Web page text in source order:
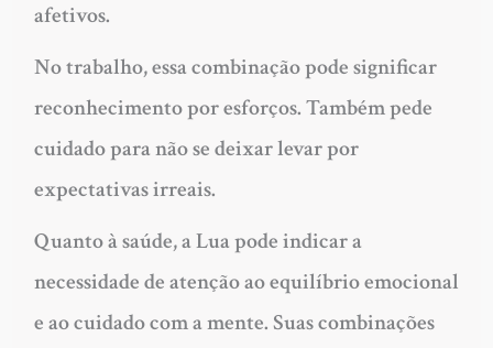
afetivos.
No trabalho, essa combinação pode significar
reconhecimento por esforços. Também pede
cuidado para não se deixar levar por
expectativas irreais.
Quanto à saúde, a Lua pode indicar a
necessidade de atenção ao equilíbrio emocional
e ao cuidado com a mente. Suas combinações